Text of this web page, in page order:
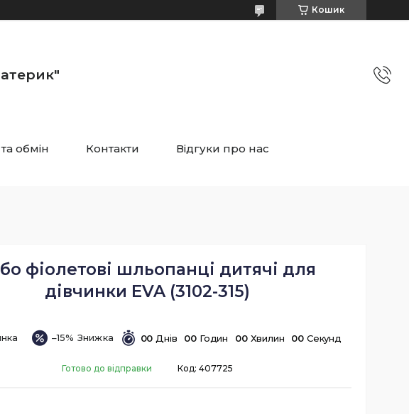
Кошик
обмін Контакти Відгуки про нас
фіолетові шльопанці дитячі для
дівчинки EVA (3102-315)
–15% 00 Днів 00 Годин 00 Хвилин 00 Секунд
Готово до відправки Код: 407725